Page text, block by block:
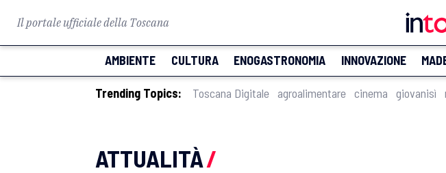
Il portale ufficiale della Toscana
AMBIENTE CULTURA ENOGASTRONOMIA INNOVAZIONE
Trending Topics: Toscana Digitale agroalimentare cinema giovanisì
ATTUALITÀ/